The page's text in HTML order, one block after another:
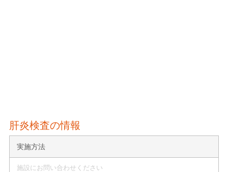
肝炎検査の情報
実施方法
施設にお問い合わせください